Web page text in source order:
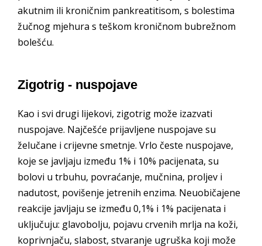
akutnim ili kroničnim pankreatitisom, s bolestima
žučnog mjehura s teškom kroničnom bubrežnom
bolešću.
Zigotrig - nuspojave
Kao i svi drugi lijekovi, zigotrig može izazvati
nuspojave. Najčešće prijavljene nuspojave su
želučane i crijevne smetnje. Vrlo česte nuspojave,
koje se javljaju između 1% i 10% pacijenata, su
bolovi u trbuhu, povraćanje, mučnina, proljev i
nadutost, povišenje jetrenih enzima. Neuobičajene
reakcije javljaju se između 0,1% i 1% pacijenata i
uključuju: glavobolju, pojavu crvenih mrlja na koži,
koprivnjaču, slabost, stvaranje ugruška koji može